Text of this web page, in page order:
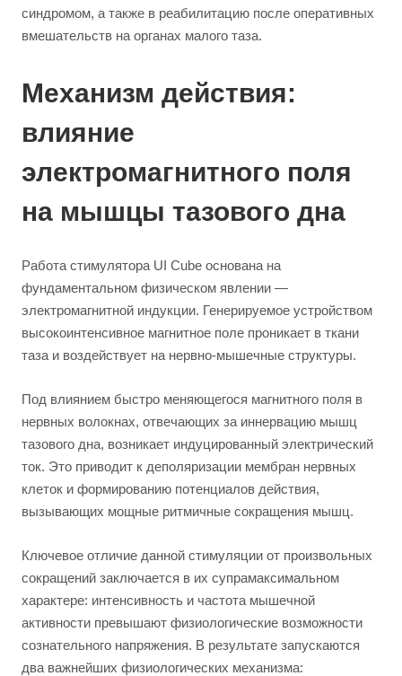
синдромом, а также в реабилитацию после оперативных
вмешательств на органах малого таза.
Механизм действия:
влияние
электромагнитного поля
на мышцы тазового дна
Работа стимулятора UI Cube основана на
фундаментальном физическом явлении —
электромагнитной индукции. Генерируемое устройством
высокоинтенсивное магнитное поле проникает в ткани
таза и воздействует на нервно-мышечные структуры.
Под влиянием быстро меняющегося магнитного поля в
нервных волокнах, отвечающих за иннервацию мышц
тазового дна, возникает индуцированный электрический
ток. Это приводит к деполяризации мембран нервных
клеток и формированию потенциалов действия,
вызывающих мощные ритмичные сокращения мышц.
Ключевое отличие данной стимуляции от произвольных
сокращений заключается в их супрамаксимальном
характере: интенсивность и частота мышечной
активности превышают физиологические возможности
сознательного напряжения. В результате запускаются
два важнейших физиологических механизма: